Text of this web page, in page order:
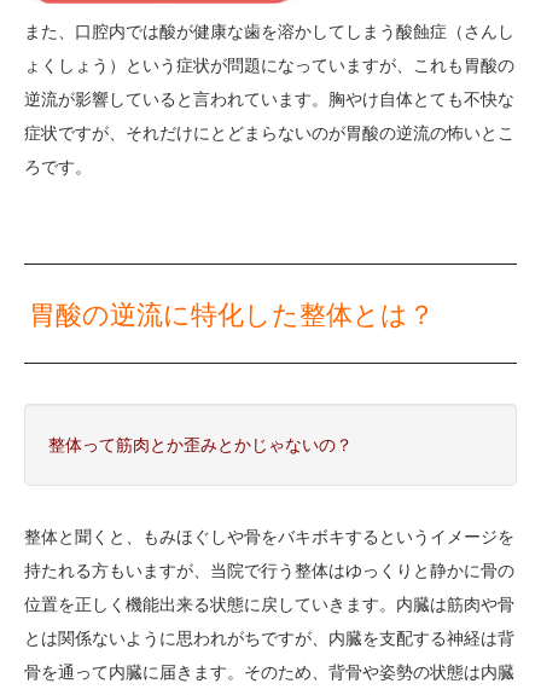
また、口腔内では酸が健康な歯を溶かしてしまう酸蝕症（さんし
ょくしょう）という症状が問題になっていますが、これも胃酸の
逆流が影響していると言われています。胸やけ自体とても不快な
症状ですが、それだけにとどまらないのが胃酸の逆流の怖いとこ
ろです。
胃酸の逆流に特化した整体とは？
整体って筋肉とか歪みとかじゃないの？
整体と聞くと、もみほぐしや骨をバキボキするというイメージを
持たれる方もいますが、当院で行う整体はゆっくりと静かに骨の
位置を正しく機能出来る状態に戻していきます。内臓は筋肉や骨
とは関係ないように思われがちですが、内臓を支配する神経は背
骨を通って内臓に届きます。そのため、背骨や姿勢の状態は内臓